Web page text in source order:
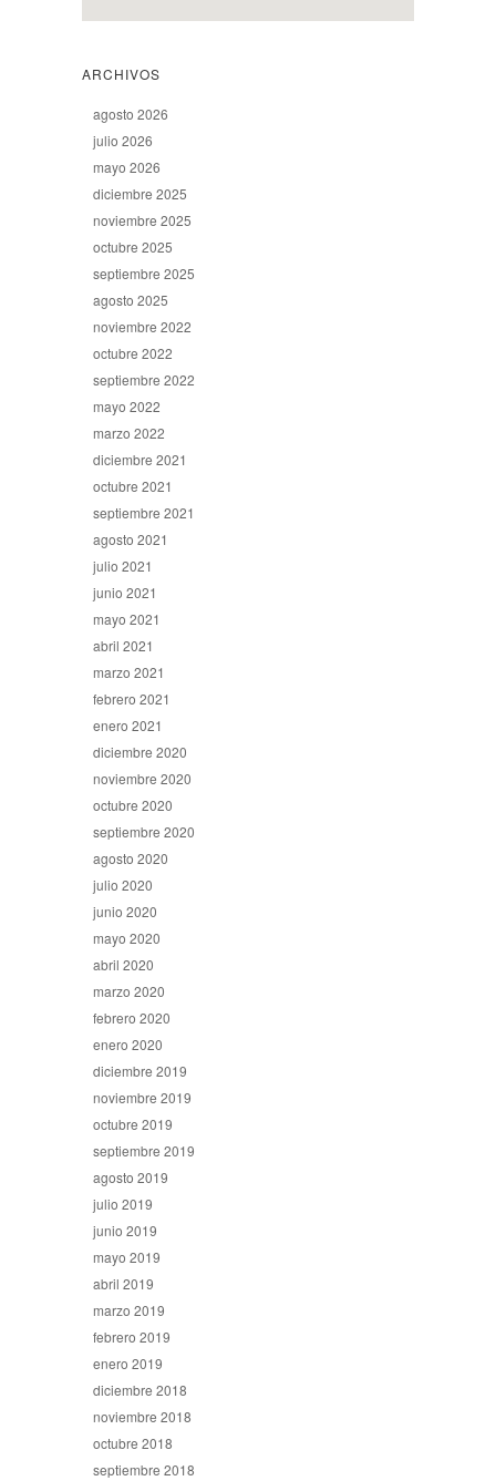
ARCHIVOS
agosto 2026
julio 2026
mayo 2026
diciembre 2025
noviembre 2025
octubre 2025
septiembre 2025
agosto 2025
noviembre 2022
octubre 2022
septiembre 2022
mayo 2022
marzo 2022
diciembre 2021
octubre 2021
septiembre 2021
agosto 2021
julio 2021
junio 2021
mayo 2021
abril 2021
marzo 2021
febrero 2021
enero 2021
diciembre 2020
noviembre 2020
octubre 2020
septiembre 2020
agosto 2020
julio 2020
junio 2020
mayo 2020
abril 2020
marzo 2020
febrero 2020
enero 2020
diciembre 2019
noviembre 2019
octubre 2019
septiembre 2019
agosto 2019
julio 2019
junio 2019
mayo 2019
abril 2019
marzo 2019
febrero 2019
enero 2019
diciembre 2018
noviembre 2018
octubre 2018
septiembre 2018